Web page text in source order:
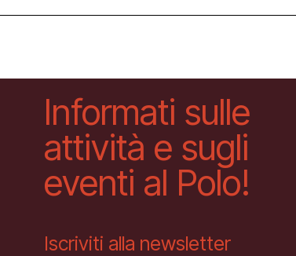
Informati sulle
attività e sugli
eventi al Polo!
Iscriviti alla newsletter